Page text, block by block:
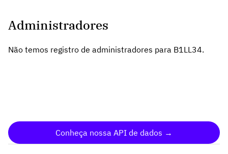
Administradores
Não temos registro de administradores para B1LL34.
Conheça nossa API de dados →